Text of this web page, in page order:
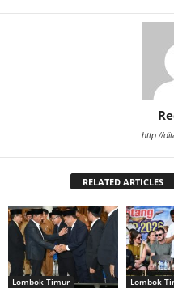
http://
RELATED ARTICLES
Lombok Timur Lombok